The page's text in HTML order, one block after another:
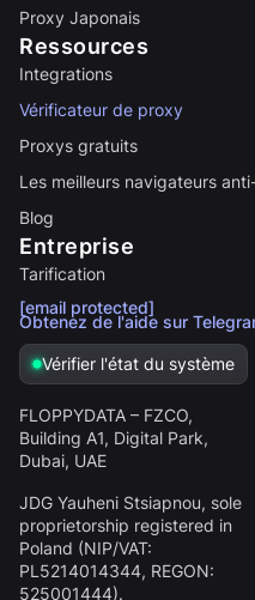
Proxy Japonais
Ressources
Integrations
Vérificateur de proxy
Proxys gratuits
Les meilleurs navigateurs
Blog
Entreprise
Tarification
[email protected]
Obtenez de l'aide sur
Vérifier l'état du système
FLOPPYDATA – FZCO,
Building A1, Digital Park,
Dubai, UAE
JDG Yauheni Stsiapnou, sole
proprietorship registered in
Poland (NIP/VAT:
PL5214014344, REGON:
525001444).